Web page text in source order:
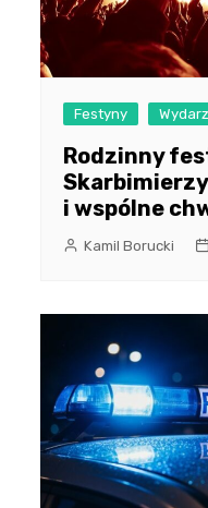
Festyny
Rodzinny
i wspólne
Kamil Borucki